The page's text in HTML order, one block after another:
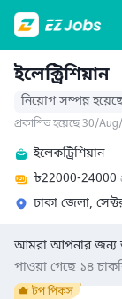
ইলেক্ট্রিশিয়ান
নিয়োগ সম্পন্ন
প্রকাশিত হয়েছে 30/
ইলেকট্রিশিয়ান
৳22000-24000
ঢাকা জেলা,
আমরা আপনার
পাওয়া গেছে ১৪